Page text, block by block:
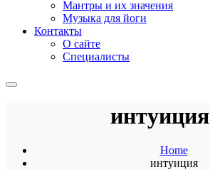
Мантры и их значения
Музыка для йоги
Контакты
О сайте
Специалисты
интуиция
Home
интуиция